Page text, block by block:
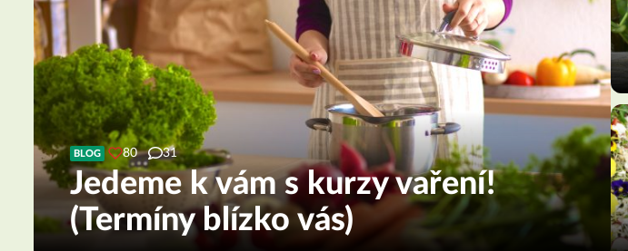
BLOG 80 31
Jedeme k vám s kurzy vaření!
(Termíny blízko vás)